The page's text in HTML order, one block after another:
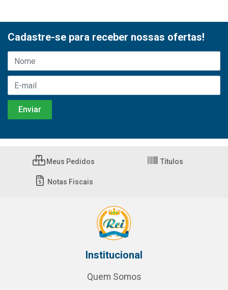
Cadastre-se para receber nossas ofertas!
Meus Pedidos Títulos
Notas Fiscais
Institucional
Quem Somos